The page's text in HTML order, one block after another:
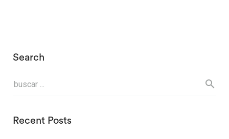
Search
Recent Posts